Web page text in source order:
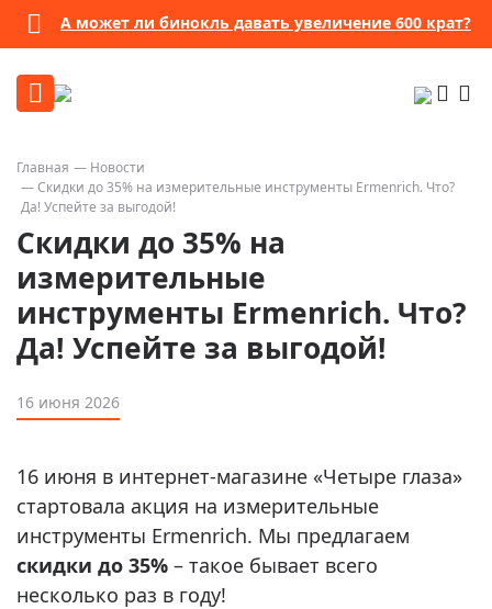
А может ли бинокль давать увеличение 600 крат?
Главная
Новости
Скидки до 35% на измерительные инструменты Ermenrich. Что?
Да! Успейте за выгодой!
Скидки до 35% на
измерительные
инструменты Ermenrich. Что?
Да! Успейте за выгодой!
16 июня 2026
16 июня в интернет-магазине «Четыре глаза»
стартовала акция на измерительные
инструменты Ermenrich. Мы предлагаем
скидки до 35% – такое бывает всего
несколько раз в году!